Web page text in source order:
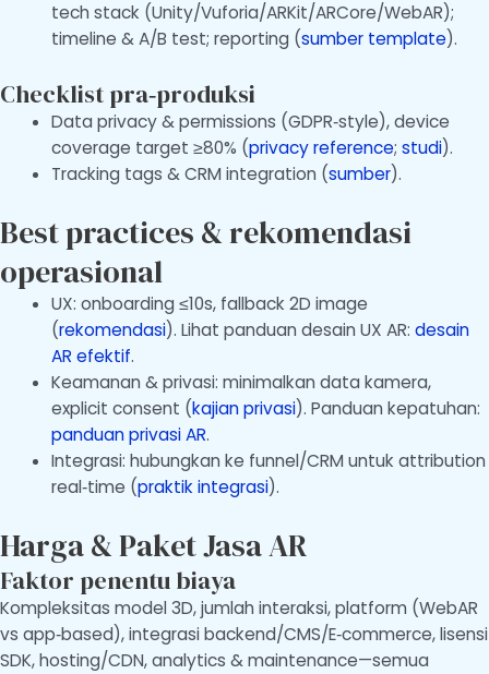
tech stack (Unity/Vuforia/ARKit/ARCore/WebAR);
timeline & A/B test; reporting (sumber template).
Checklist pra‑produksi
Data privacy & permissions (GDPR‑style), device
coverage target ≥80% (privacy reference; studi).
Tracking tags & CRM integration (sumber).
Best practices & rekomendasi
operasional
UX: onboarding ≤10s, fallback 2D image
(rekomendasi). Lihat panduan desain UX AR: desain
AR efektif.
Keamanan & privasi: minimalkan data kamera,
explicit consent (kajian privasi). Panduan kepatuhan:
panduan privasi AR.
Integrasi: hubungkan ke funnel/CRM untuk attribution
real‑time (praktik integrasi).
Harga & Paket Jasa AR
Faktor penentu biaya
Kompleksitas model 3D, jumlah interaksi, platform (WebAR
vs app‑based), integrasi backend/CMS/E‑commerce, lisensi
SDK, hosting/CDN, analytics & maintenance—semua